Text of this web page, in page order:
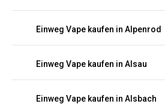
Einweg Vape kaufen in Alpenrod
Einweg Vape kaufen in Alsau
Einweg Vape kaufen in Alsbach